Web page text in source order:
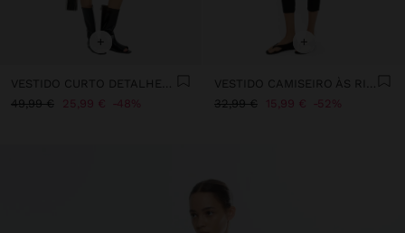
+
VESTIDO CURTO DETALHES BRILANTES
49,99 €
25,99 € 48%
+
VESTIDO CAMISEIRO ÀS RISCAS
32,99 €
15,99 € 52%